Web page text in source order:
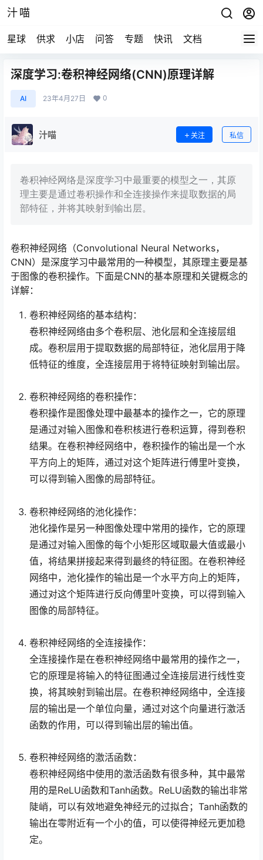
汁喵
星球 供求 小店 问答 专题 快讯 文档
深度学习:卷积神经网络(CNN)原理详解
AI 23年4月27日 0
汁喵 关注 私信
卷积神经网络是深度学习中最重要的模型之一，其原
理主要是通过卷积操作和全连接操作来提取数据的局
部特征，并将其映射到输出层。
卷积神经网络（Convolutional Neural Networks，
CNN）是深度学习中最常用的一种模型，其原理主要是基
于图像的卷积操作。下面是CNN的基本原理和关键概念的
详解：
卷积神经网络的基本结构：
卷积神经网络由多个卷积层、池化层和全连接层组
成。卷积层用于提取数据的局部特征，池化层用于降
低特征的维度，全连接层用于将特征映射到输出层。
卷积神经网络的卷积操作：
卷积操作是图像处理中最基本的操作之一，它的原理
是通过对输入图像和卷积核进行卷积运算，得到卷积
结果。在卷积神经网络中，卷积操作的输出是一个水
平方向上的矩阵，通过对这个矩阵进行傅里叶变换，
可以得到输入图像的局部特征。
卷积神经网络的池化操作：
池化操作是另一种图像处理中常用的操作，它的原理
是通过对输入图像的每个小矩形区域取最大值或最小
值，将结果拼接起来得到最终的特征图。在卷积神经
网络中，池化操作的输出是一个水平方向上的矩阵，
通过对这个矩阵进行反向傅里叶变换，可以得到输入
图像的局部特征。
卷积神经网络的全连接操作：
全连接操作是在卷积神经网络中最常用的操作之一，
它的原理是将输入的特征图通过全连接层进行线性变
换，将其映射到输出层。在卷积神经网络中，全连接
层的输出是一个单位向量，通过对这个向量进行激活
函数的作用，可以得到输出层的输出值。
卷积神经网络的激活函数：
卷积神经网络中使用的激活函数有很多种，其中最常
用的是ReLU函数和Tanh函数。ReLU函数的输出非常
陡峭，可以有效地避免神经元的过拟合；Tanh函数的
输出在零附近有一个小的值，可以使得神经元更加稳
定。